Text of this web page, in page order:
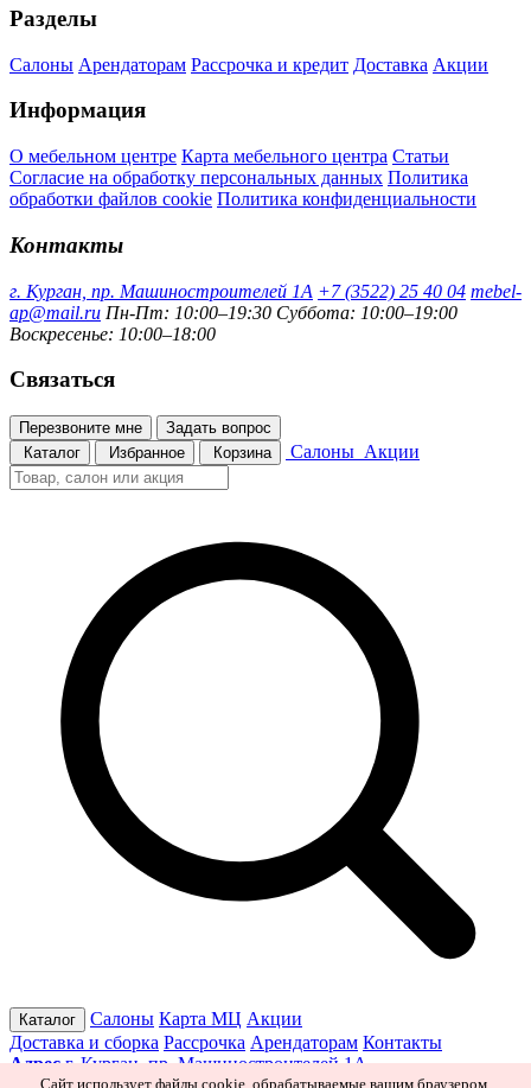
Разделы
Салоны Арендаторам Рассрочка и кредит Доставка Акции
Информация
О мебельном центре Карта мебельного центра Статьи
Согласие на обработку персональных данных Политика
обработки файлов cookie Политика конфиденциальности
Контакты
г. Курган, пр. Машиностроителей 1А +7 (3522) 25 40 04 mebel-
ap@mail.ru Пн-Пт: 10:00–19:30 Суббота: 10:00–19:00
Воскресенье: 10:00–18:00
Связаться
Перезвоните мне
Задать вопрос
Каталог
Избранное Корзина Салоны Акции
Каталог Салоны Карта МЦ Акции
Доставка и сборка Рассрочка Арендаторам Контакты
Адрес г. Курган, пр. Машиностроителей 1А
Сайт использует файлы cookie, обрабатываемые вашим браузером.